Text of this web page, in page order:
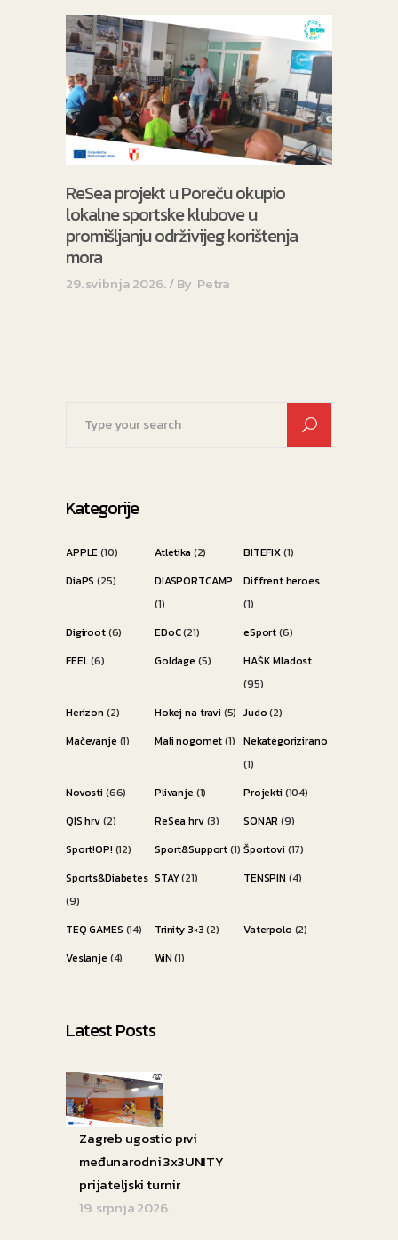
ReSea projekt u Poreču okupio
lokalne sportske klubove u
promišljanju održivijeg korištenja
mora
29. svibnja 2026. By Petra
Kategorije
APPLE(10) Atletika (2) BITEFIX(1)
DiaPS (25)
DIASPORTCAMP
(1)
Diffrent heroes
(1)
Digiroot(6) EDoC(21) eSport(6)
FEEL(6) Goldage (5)
HAŠK Mladost
(95)
Herizon (2) Hokej na travi (5) Judo(2)
Mačevanje (1) Mali nogomet(1) Nekategorizirano
(1)
Novosti (66) Plivanje (1) Projekti (104)
QIS hrv(2) ReSea hrv(3) SONAR (9)
Sport!OP! (12) Sport&Support(1) Športovi (17)
Sports&Diabetes
(9)
STAY(21) TENSPIN (4)
TEQ GAMES (14) Trinity 3×3(2) Vaterpolo (2)
Veslanje (4) WiN(1)
Latest Posts
Zagreb ugostio prvi
međunarodni 3x3UNITY
prijateljski turnir
19. srpnja 2026.